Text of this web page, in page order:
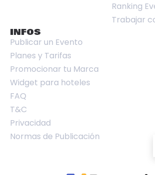
Ranking
Trabajar
INFOS
Publicar un Evento
Planes y Tarifas
Promocionar tu Marca
Widget para hoteles
FAQ
T&C
Privacidad
Normas de Publicación